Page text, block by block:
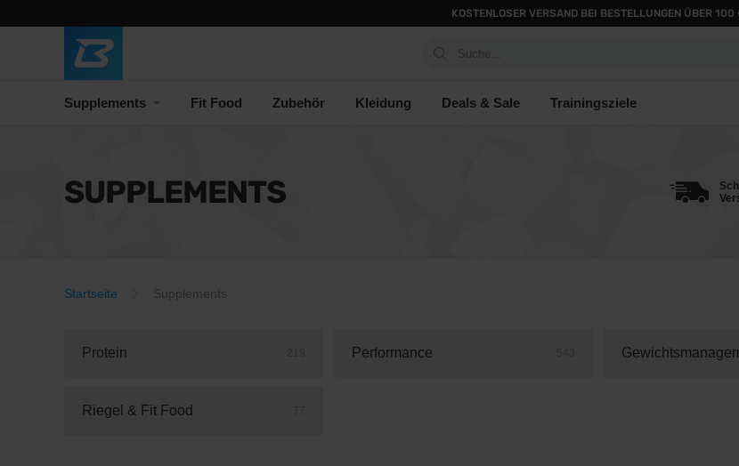
KOSTENLOSER VERSAND BEI BESTELLUNGEN ÜBER 100
Supplements Fit Food Zubehör Kleidung Deals & Sale Trainingsziele
SUPPLEMENTS
Startseite Supplements
Protein Performance
Riegel & Fit Food